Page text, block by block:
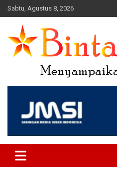
Skip
to
content
Sabtu, Agustus 8, 2026
Portal Berita
Regional